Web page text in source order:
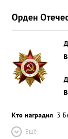
Орден
Кто наградил 3
Ещё